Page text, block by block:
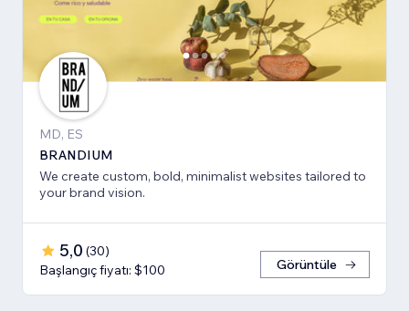
MD, ES
BRANDIUM
We create custom, bold, minimalist websites tailored to
your brand vision.
5,0 (30)
Başlangıç fiyatı: $100
Görüntüle